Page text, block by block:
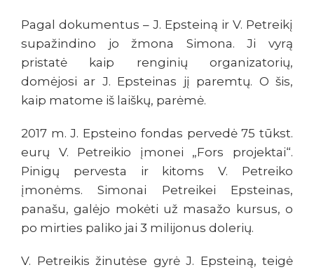
Pagal dokumentus – J. Epsteiną ir V. Petreikį
supažindino jo žmona Simona. Ji vyrą
pristatė kaip renginių organizatorių,
domėjosi ar J. Epsteinas jį paremtų. O šis,
kaip matome iš laiškų, parėmė.
2017 m. J. Epsteino fondas pervedė 75 tūkst.
eurų V. Petreikio įmonei „Fors projektai“.
Pinigų pervesta ir kitoms V. Petreiko
įmonėms. Simonai Petreikei Epsteinas,
panašu, galėjo mokėti už masažo kursus, o
po mirties paliko jai 3 milijonus dolerių.
V. Petreikis žinutėse gyrė J. Epsteiną, teigė